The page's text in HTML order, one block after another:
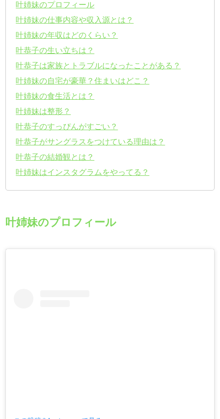
叶姉妹のプロフィール
叶姉妹の仕事内容や収入源とは？
叶姉妹の年収はどのくらい？
叶恭子の生い立ちは？
叶恭子は家族とトラブルになったことがある？
叶姉妹の自宅が豪華？住まいはどこ？
叶姉妹の食生活とは？
叶姉妹は整形？
叶恭子のすっぴんがすごい？
叶恭子がサングラスをつけている理由は？
叶恭子の結婚観とは？
叶姉妹はインスタグラムをやってる？
叶姉妹のプロフィール